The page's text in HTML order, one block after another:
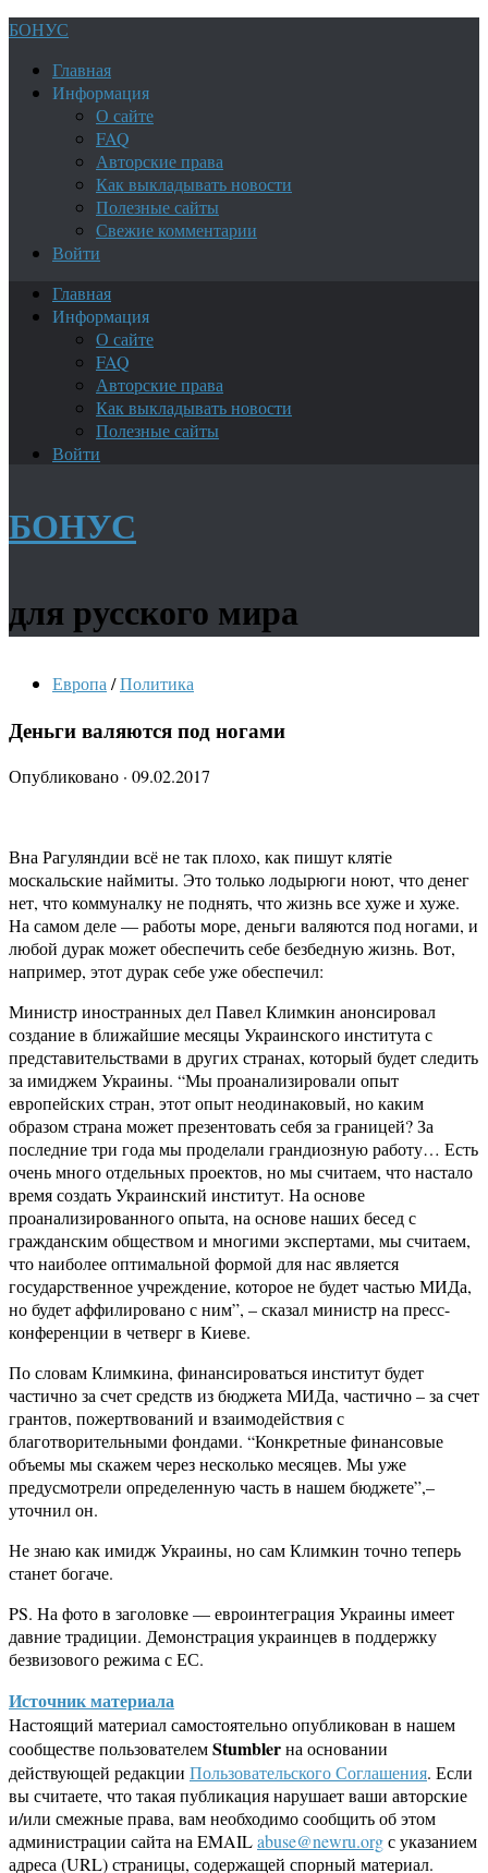
БОНУС
Главная
Информация
О сайте
FAQ
Авторские права
Как выкладывать новости
Полезные сайты
Свежие комментарии
Войти
Главная
Информация
О сайте
FAQ
Авторские права
Как выкладывать новости
Полезные сайты
Войти
БОНУС
для русского мира
Европа /Политика
Деньги валяются под ногами
Опубликовано · 09.02.2017
Вна Рагуляндии всё не так плохо, как пишут клятiе
москальские наймиты. Это только лодырюги ноют, что денег
нет, что коммуналку не поднять, что жизнь все хуже и хуже.
На самом деле — работы море, деньги валяются под ногами, и
любой дурак может обеспечить себе безбедную жизнь. Вот,
например, этот дурак себе уже обеспечил:
Министр иностранных дел Павел Климкин анонсировал
создание в ближайшие месяцы Украинского института с
представительствами в других странах, который будет следить
за имиджем Украины. “Мы проанализировали опыт
европейских стран, этот опыт неодинаковый, но каким
образом страна может презентовать себя за границей? За
последние три года мы проделали грандиозную работу… Есть
очень много отдельных проектов, но мы считаем, что настало
время создать Украинский институт. На основе
проанализированного опыта, на основе наших бесед с
гражданским обществом и многими экспертами, мы считаем,
что наиболее оптимальной формой для нас является
государственное учреждение, которое не будет частью МИДа,
но будет аффилировано с ним”, – сказал министр на пресс-
конференции в четверг в Киеве.
По словам Климкина, финансироваться институт будет
частично за счет средств из бюджета МИДа, частично – за счет
грантов, пожертвований и взаимодействия с
благотворительными фондами. “Конкретные финансовые
объемы мы скажем через несколько месяцев. Мы уже
предусмотрели определенную часть в нашем бюджете”,–
уточнил он.
Не знаю как имидж Украины, но сам Климкин точно теперь
станет богаче.
PS. На фото в заголовке — евроинтеграция Украины имеет
давние традиции. Демонстрация украинцев в поддержку
безвизового режима с ЕС.
Источник материала
Настоящий материал самостоятельно опубликован в нашем
сообществе пользователемStumblerна основании
действующей редакции Пользовательского Соглашения. Если
вы считаете, что такая публикация нарушает ваши авторские
и/или смежные права, вам необходимо сообщить об этом
администрации сайта на EMAILabuse@newru.orgс указанием
адреса (URL) страницы, содержащей спорный материал.